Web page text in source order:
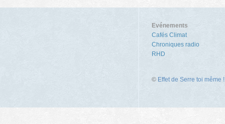
Evénements
Cafés Climat
Chroniques radio
RHD
© Effet de Serre toi même !